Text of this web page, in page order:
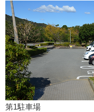
第1駐車場